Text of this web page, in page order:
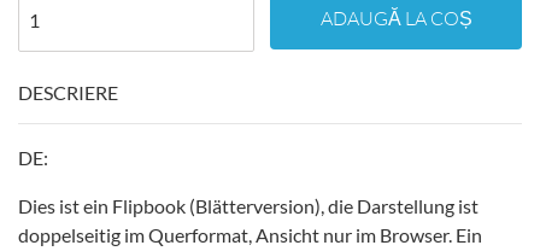
ADAUGĂ LA COȘ
DESCRIERE
DE:
Dies ist ein Flipbook (Blätterversion), die Darstellung ist
doppelseitig im Querformat, Ansicht nur im Browser. Ein